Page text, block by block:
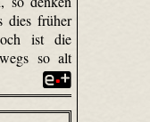
dies früher
ist die
so alt